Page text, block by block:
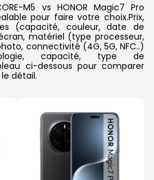
M5 vs HONOR Magic7 Pro
pour faire votre choix.Prix,
(capacité, couleur, date de
matériel (type processeur,
connectivité (4G, 5G, NFC..)
capacité, type de
ci-dessous pour comparer
détail.